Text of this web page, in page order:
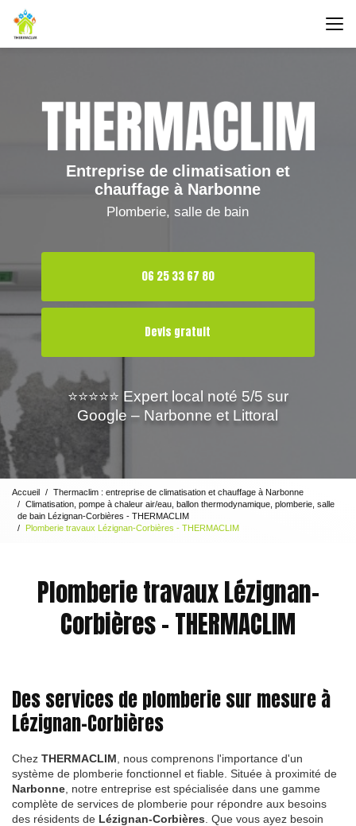
contenu
Entreprise de climatisation et
chauffage à Narbonne
Plomberie, salle de bain
06 25 33 67 80
Devis gratuit
⭐⭐⭐⭐⭐ Expert local noté 5/5 sur
Google – Narbonne et Littoral
Accueil
Thermaclim : entreprise de climatisation et chauffage à Narbonne
Climatisation, pompe à chaleur air/eau, ballon thermodynamique, plomberie, salle
de bain Lézignan-Corbières - THERMACLIM
Plomberie travaux Lézignan-Corbières - THERMACLIM
Plomberie travaux Lézignan-
Corbières - THERMACLIM
Des services de plomberie sur mesure à
Lézignan-Corbières
Chez THERMACLIM , nous comprenons l'importance d'un
système de plomberie fonctionnel et fiable. Située à proximité de
Narbonne , notre entreprise est spécialisée dans une gamme
complète de services de plomberie pour répondre aux besoins
des résidents de Lézignan-Corbières . Que vous ayez besoin